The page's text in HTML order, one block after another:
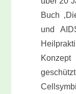
Buch
und